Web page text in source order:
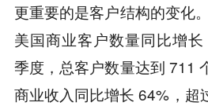
更重要的是客户结构的变化
美国商业客户数量同比增
季度，总客户数量达到 711
商业收入同比增长 64%，超